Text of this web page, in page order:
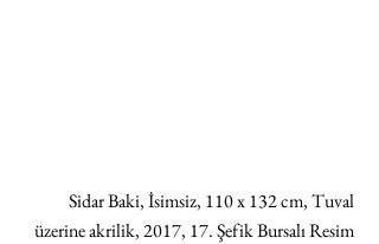
Sidar Baki, İsimsiz, 110 x 132 cm, Tuval
üzerine akrilik, 2017, 17. Şefik Bursalı Resim